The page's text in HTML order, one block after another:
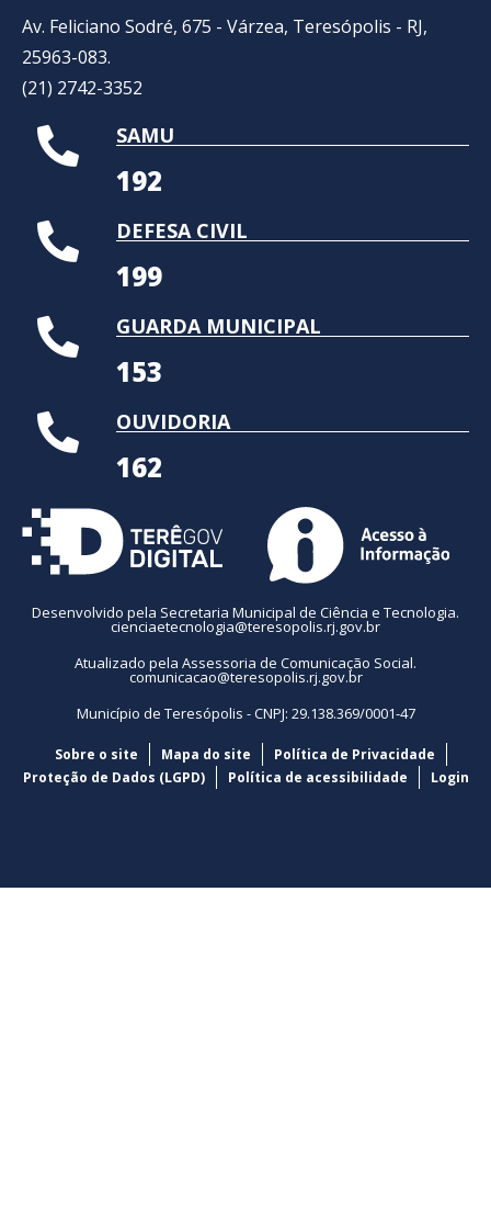
Av. Feliciano Sodré, 675 - Várzea, Teresópolis - RJ,
25963-083.
(21) 2742-3352​
SAMU
192
DEFESA CIVIL
199
GUARDA MUNICIPAL
153
OUVIDORIA
162
Desenvolvido pela Secretaria Municipal de Ciência e Tecnologia.
cienciaetecnologia@teresopolis.rj.gov.br
Atualizado pela Assessoria de Comunicação Social.
comunicacao@teresopolis.rj.gov.br
Município de Teresópolis - CNPJ: 29.138.369/0001-47
Sobre o site Mapa do site
Política de Privacidade
Proteção de Dados (LGPD)
Política de acessibilidade Login